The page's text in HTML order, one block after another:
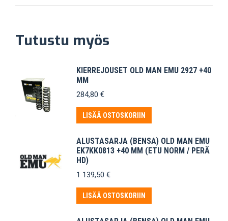
Tutustu myös
KIERREJOUSET OLD MAN EMU 2927 +40
MM
284,80 €
LISÄÄ OSTOSKORIIN
ALUSTASARJA (BENSA) OLD MAN EMU
EK7KK0813 +40 MM (ETU NORM / PERÄ
HD)
1 139,50 €
LISÄÄ OSTOSKORIIN